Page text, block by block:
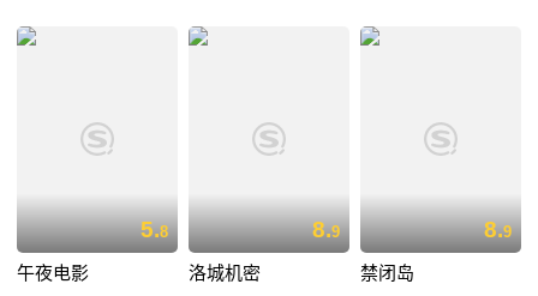
5.8
午夜电影
8.9
洛城机密
8.9
禁闭岛